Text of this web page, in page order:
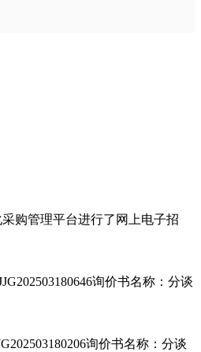
购管理平台进行了网上电子招
询价书名称：分谈
询价书名称：分谈